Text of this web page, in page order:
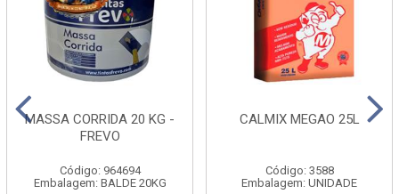
MASSA CORRIDA 20 KG -
FREVO
Código: 964694
Embalagem: BALDE 20KG
CALMIX MEGAO 25L
Código: 3588
Embalagem: UNIDADE